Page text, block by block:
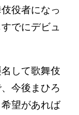
役者になっ
でにデビュ
して歌舞伎
今後まひろ
望があれば